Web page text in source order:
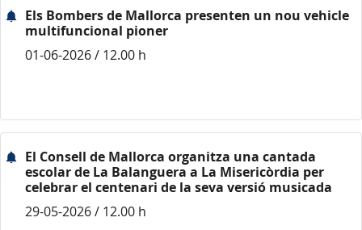
Els Bombers de Mallorca presenten un nou vehicle
multifuncional pioner
01-06-2026 / 12.00 h
El Consell de Mallorca organitza una cantada
escolar de La Balanguera a La Misericòrdia per
celebrar el centenari de la seva versió musicada
29-05-2026 / 12.00 h